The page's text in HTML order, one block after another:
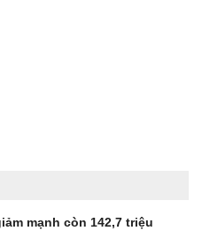
mạnh còn 142,7 triệu